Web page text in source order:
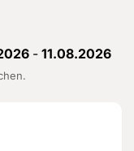
- 11.08.2026